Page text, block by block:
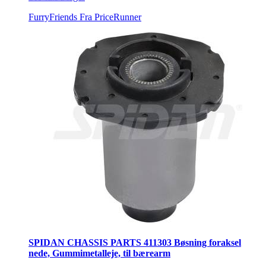
FurryFriends Fra PriceRunner
SPIDAN CHASSIS PARTS 411303 Bøsning foraksel
nede, Gummimetalleje, til bærearm